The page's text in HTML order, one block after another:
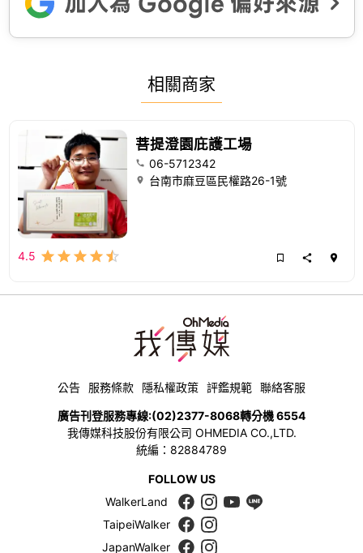
相關商家
菩提澄園庇護工場
06-5712342
台南市麻豆區民權路26-1號
4.5
公告 服務條款 隱私權政策 評鑑規範 聯絡客服
廣告刊登服務專線:(02)2377-8068轉分機 6554
我傳媒科技股份有限公司 OHMEDIA CO.,LTD.
統編：82884789
FOLLOW US
WalkerLand
TaipeiWalker
JapanWalker